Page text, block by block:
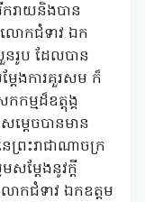
ករាយនិងបាន
លោកជំទាវ ឯក
នរូប ដែលបាន
តែងការគួរសម ក៏
ម្មដ៏ឧត្តុង្គ
តេចបានមាន
ព្រះរាជាណាចក្រ
សម្តែងនូវក្តី
ោកជំទាវ ឯកឧត្តម